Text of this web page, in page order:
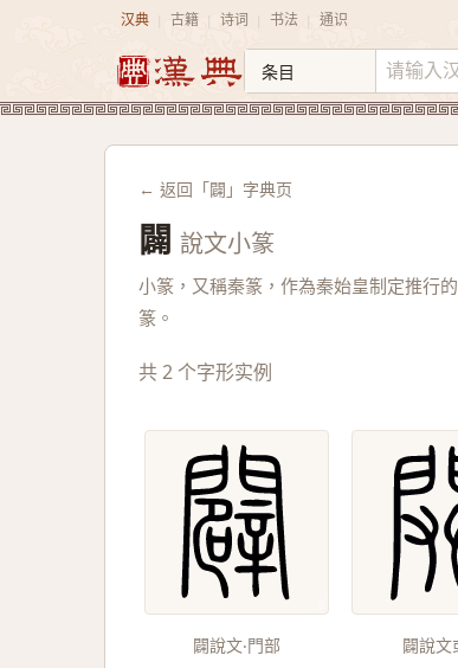
汉典 古籍 诗词 书法 通识
← 返回「闢」字典页
闢 說文小篆
小篆，又稱秦篆，作為秦始皇制定推行
篆。
共 2 个字形实例
闢說文‧門部 闢說文